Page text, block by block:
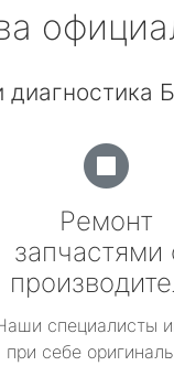
диагностика
Ремонт
запчастями
специалисты
при себе